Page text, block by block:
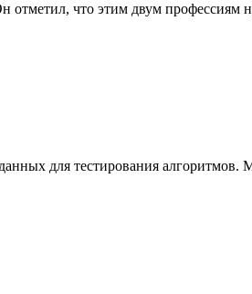
отметил, что этим двум профессиям
для тестирования алгоритмов.